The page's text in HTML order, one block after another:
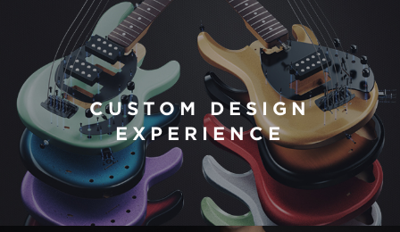
CUSTOM DESIGN
EXPERIENCE